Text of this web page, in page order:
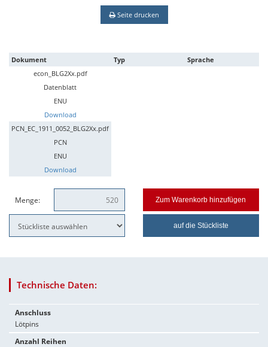
Seite drucken
Dokument Typ
Sprache
econ_BLG2Xx.pdf
Datenblatt
ENU
Download
PCN_EC_1911_0052_BLG2Xx.pdf
PCN
ENU
Download
Menge: Zum Warenkorb hinzufügen
auf die Stückliste
Technische Daten:
Anschluss
Lötpins
Anzahl Reihen